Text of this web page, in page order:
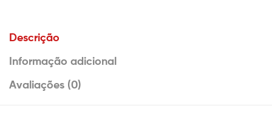
Descrição
Informação adicional
Avaliações (0)